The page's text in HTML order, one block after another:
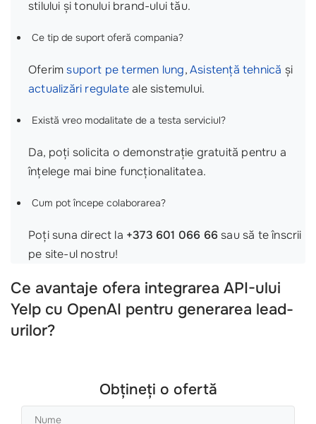
stilului și tonului brand-ului tău.
Ce tip de suport oferă compania?
Oferimsuport pe termen lung,Asistență tehnică și
actualizări regulateale sistemului.
Există vreo modalitate de a testa serviciul?
Da, poți solicita o demonstrație gratuită pentru a
înțelege mai bine funcționalitatea.
Cum pot începe colaborarea?
Poți suna direct la +373 601 066 66sau să te înscrii
pe site-ul nostru!
Ce avantaje ofera integrarea API-ului
Yelp cu OpenAI pentru generarea lead-
urilor?
Obțineți o ofertă